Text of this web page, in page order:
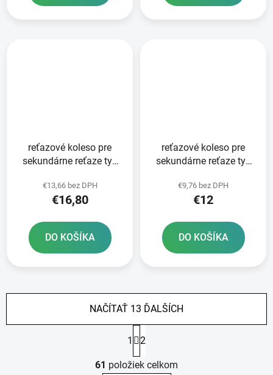
reťazové koleso pre
sekundárne reťaze typ
zubov
€13,66 bez DPH
€16,80
DO KOŠÍKA
reťazové koleso pre
sekundárne reťaze typ
zubov
€9,76 bez DPH
€12
DO KOŠÍKA
O
v
NAČÍTAŤ 13 ĎALŠÍCH
t
r
á
1 2
61 položiek celkom